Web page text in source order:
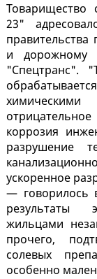
Товарищество
23"
правительства
и
"Спецтранс".
химическими
отрицательное
коррозия
разрушение
ускоренное
— говорилось
результаты
жильцами
прочего,
солевых
особенно